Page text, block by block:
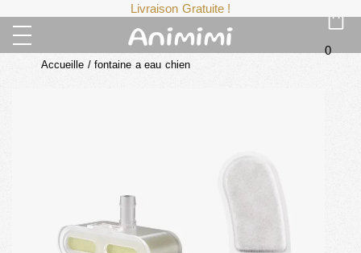
Livraison Gratuite !
0
Accueille / fontaine a eau chien